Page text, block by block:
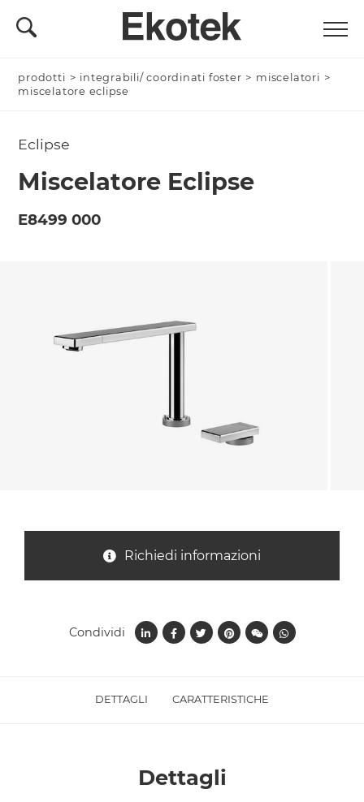
prodotti > integrabili/ coordinati foster > miscelatori >
miscelatore eclipse
DETTAGLI CARATTERISTICHE
Dettagli
Eclipse
Miscelatore Eclipse
E8499 000
Richiedi informazioni
Condividi
Nominativo *
Messaggio *
l'informativa sulla privacye accetto il